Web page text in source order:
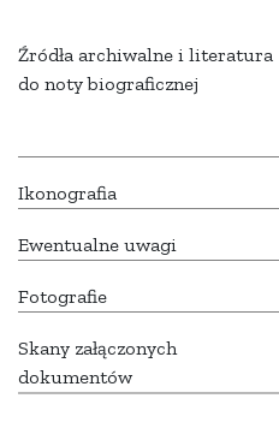
Źródła archiwalne i literatura
do noty biograficznej
Ikonografia
Ewentualne uwagi
Fotografie
Skany załączonych
dokumentów